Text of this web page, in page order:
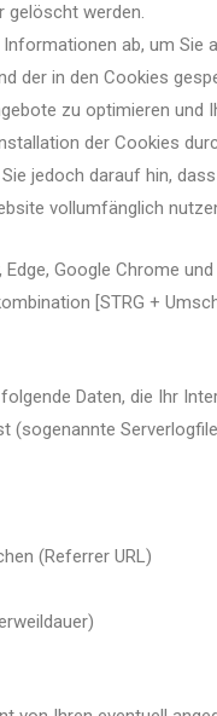
gelöscht werden.
ab, um Sie
der in den Cookies
zu optimieren und
der Cookies
jedoch darauf hin,
vollumfänglich
Google Chrome
[STRG +
Daten, die Ihr
(sogenannte
(Referrer URL)